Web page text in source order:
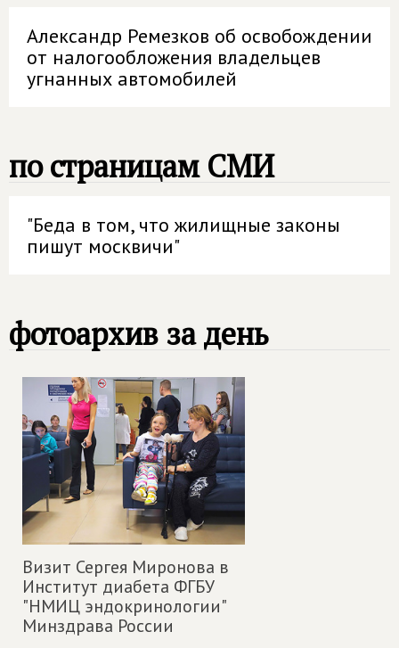
Александр Ремезков об освобождении
от налогообложения владельцев
угнанных автомобилей
по страницам СМИ
"Беда в том, что жилищные законы
пишут москвичи"
фотоархив за день
Визит Сергея Миронова в
Институт диабета ФГБУ
"НМИЦ эндокринологии"
Минздрава России